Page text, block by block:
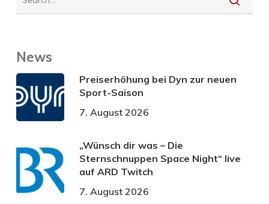
News
Preiserhöhung bei Dyn zur neuen
Sport-Saison
7. August 2026
„Wünsch dir was – Die
Sternschnuppen Space Night“ live
auf ARD Twitch
7. August 2026